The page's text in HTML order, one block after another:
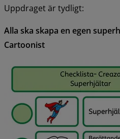
Uppdraget är tydligt:
Alla ska skapa en egen
Cartoonist